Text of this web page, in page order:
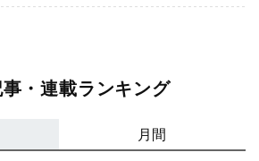
事・連載ランキング
月間